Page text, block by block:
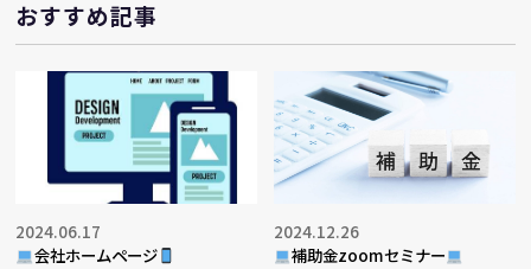
おすすめ記事
会社ホームページ
2024.06.17
補助金zoomセミナー
2024.12.26